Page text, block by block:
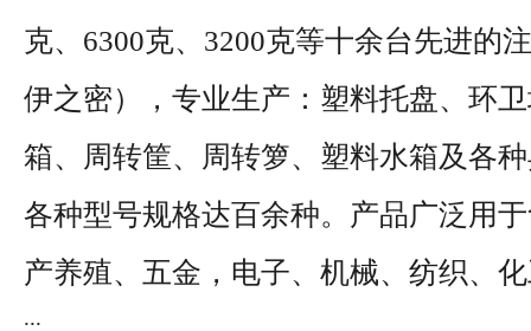
克、6300克、3200克等十余台先进的
伊之密），专业生产：塑料托盘、环
箱、周转筐、周转箩、塑料水箱及各
各种型号规格达百余种。产品广泛用
产养殖、五金，电子、机械、纺织、
...